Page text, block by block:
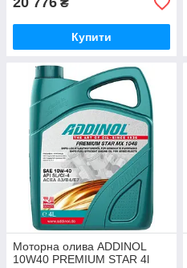
₴
Купити
Моторна олива ADDINOL
10W40 PREMIUM STAR 4l